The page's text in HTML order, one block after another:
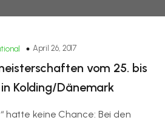
April 26, 2017
vom 25. bis
Kolding/Dänemark
hatte keine Chance: Bei den